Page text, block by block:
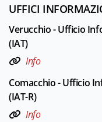
UFFICI
Verucchio - Ufficio
(IAT)
Info
Comacchio - Ufficio
(IAT-R)
Info